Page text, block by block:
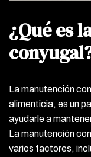
¿Qué es
La manutención
alimenticia, es un
ayudarle a
La manutención
varios factores,